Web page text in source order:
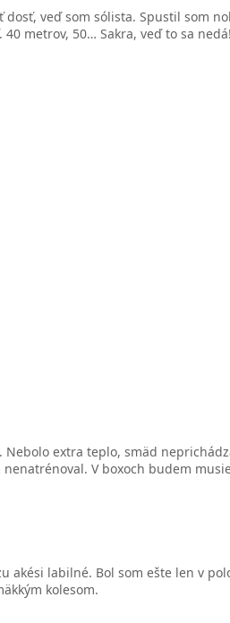
veď som sólista. Spustil som
metrov, 50… Sakra, veď to sa
extra teplo, smäd
V boxoch budem
labilné. Bol som ešte len v
kolesom.